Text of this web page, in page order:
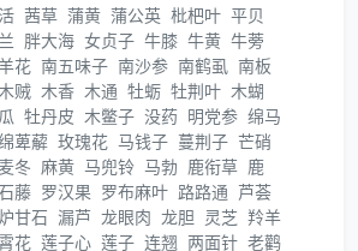
茜草 蒲黄 蒲公英 枇杷叶 平贝
胖大海 女贞子 牛膝 牛黄 牛蒡
花 南五味子 南沙参 南鹤虱 南板
贼 木香 木通 牡蛎 牡荆叶 木蝴
牡丹皮 木鳖子 没药 明党参 绵马
萆薢 玫瑰花 马钱子 蔓荆子 芒硝
冬 麻黄 马兜铃 马勃 鹿衔草 鹿
藤 罗汉果 罗布麻叶 路路通 芦荟
甘石 漏芦 龙眼肉 龙胆 灵芝 羚羊
花 莲子心 莲子 连翘 两面针 老鹳